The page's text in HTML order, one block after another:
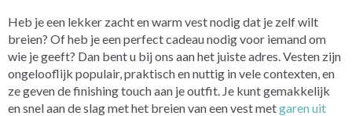
Heb je een lekker zacht en warm vest nodig dat je zelf wilt
breien? Of heb je een perfect cadeau nodig voor iemand om
wie je geeft? Dan bent u bij ons aan het juiste adres. Vesten zijn
ongelooflijk populair, praktisch en nuttig in vele contexten, en
ze geven de finishing touch aan je outfit. Je kunt gemakkelijk
en snel aan de slag met het breien van een vest metgaren uit